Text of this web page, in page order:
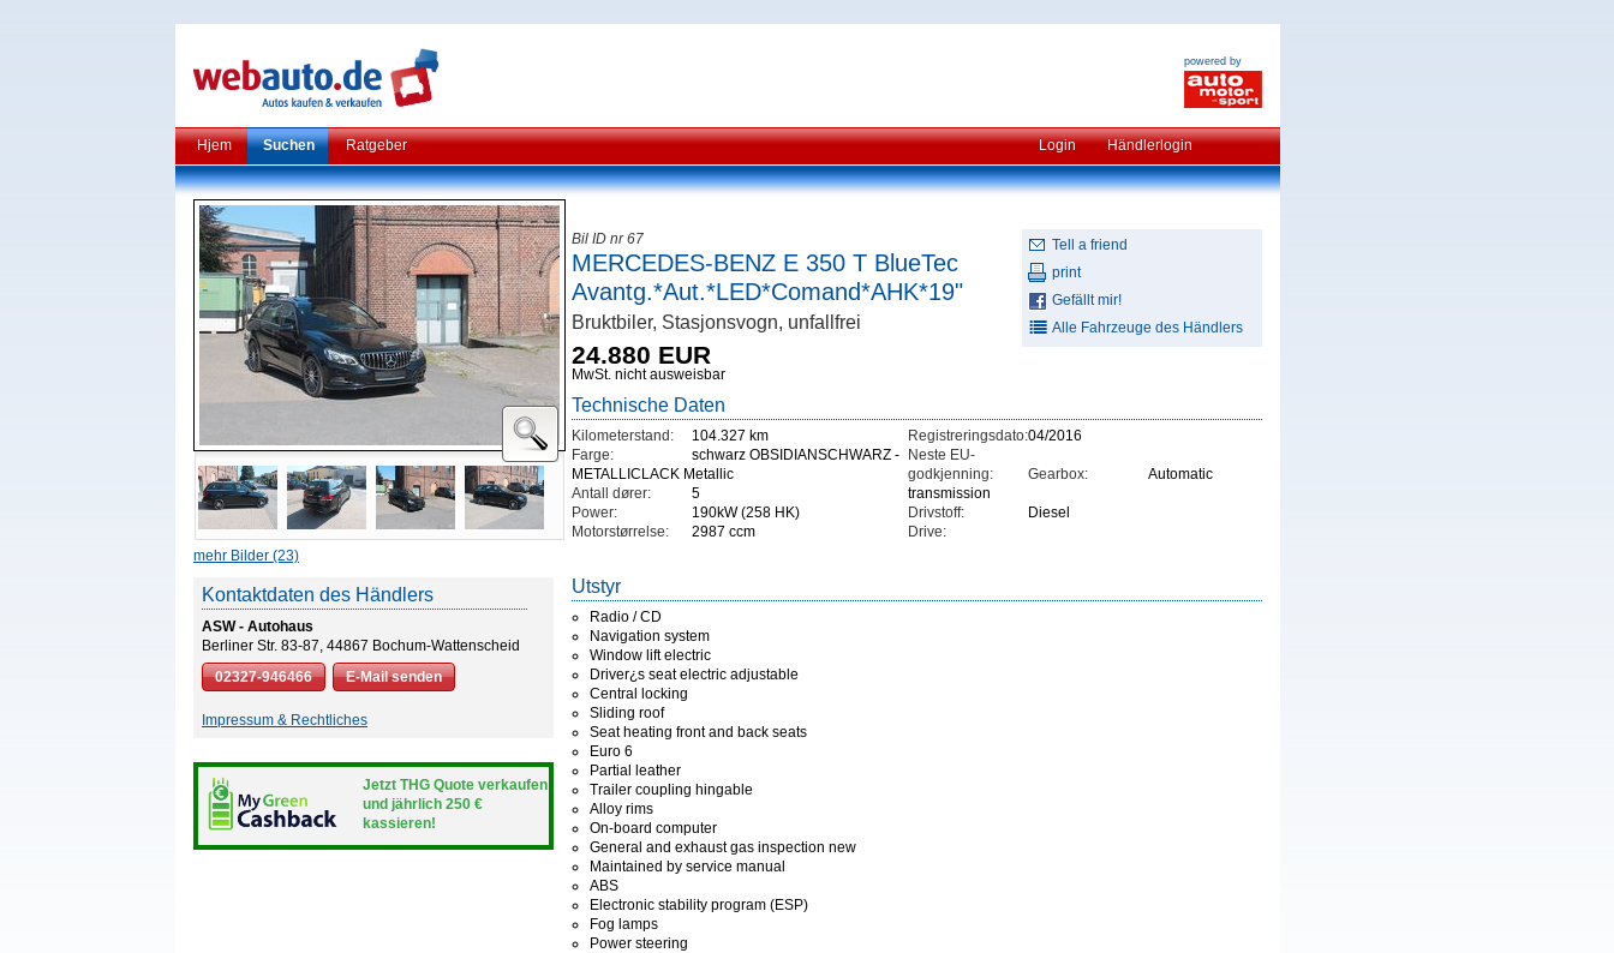
powered by
Hjem Suchen Ratgeber Login Händlerlogin
mehr Bilder (23)
Kontaktdaten des Händlers
ASW - Autohaus
Berliner Str. 83-87, 44867 Bochum-Wattenscheid
02327-946466
E-Mail senden
Impressum & Rechtliches
Jetzt THG Quote verkaufen
und jährlich 250 €
kassieren!
Tell a friend
print
Gefällt mir!
Alle Fahrzeuge des Händlers
Bil ID nr 67
MERCEDES-BENZ E 350 T BlueTec
Avantg.*Aut.*LED*Comand*AHK*19"
Bruktbiler, Stasjonsvogn, unfallfrei
24.880 EUR
MwSt. nicht ausweisbar
Technische Daten
Kilometerstand:
104.327 km
Farge:
schwarz OBSIDIANSCHWARZ -
METALLICLACK Metallic
Antall dører:
5
Power:
190kW (258 HK)
Motorstørrelse:
2987 ccm
Registreringsdato:04/2016
Neste EU-
godkjenning:
Gearbox:
Automatic
transmission
Drivstoff:
Diesel
Drive:
Utstyr
Radio / CD
Navigation system
Window lift electric
Driver¿s seat electric adjustable
Central locking
Sliding roof
Seat heating front and back seats
Euro 6
Partial leather
Trailer coupling hingable
Alloy rims
On-board computer
General and exhaust gas inspection new
Maintained by service manual
ABS
Electronic stability program (ESP)
Fog lamps
Power steering